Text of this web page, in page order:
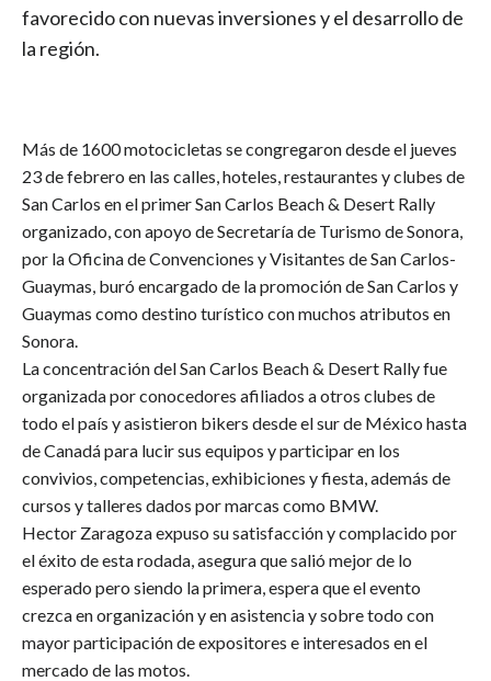
favorecido con nuevas inversiones y el desarrollo de
la región.
Más de 1600 motocicletas se congregaron desde el jueves
23 de febrero en las calles, hoteles, restaurantes y clubes de
San Carlos en el primer San Carlos Beach & Desert Rally
organizado, con apoyo de Secretaría de Turismo de Sonora,
por la Oficina de Convenciones y Visitantes de San Carlos-
Guaymas, buró encargado de la promoción de San Carlos y
Guaymas como destino turístico con muchos atributos en
Sonora.
La concentración del San Carlos Beach & Desert Rally fue
organizada por conocedores afiliados a otros clubes de
todo el país y asistieron bikers desde el sur de México hasta
de Canadá para lucir sus equipos y participar en los
convivios, competencias, exhibiciones y fiesta, además de
cursos y talleres dados por marcas como BMW.
Hector Zaragoza expuso su satisfacción y complacido por
el éxito de esta rodada, asegura que salió mejor de lo
esperado pero siendo la primera, espera que el evento
crezca en organización y en asistencia y sobre todo con
mayor participación de expositores e interesados en el
mercado de las motos.